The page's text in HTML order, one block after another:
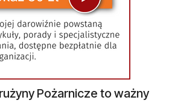
Pożarnicze to ważny